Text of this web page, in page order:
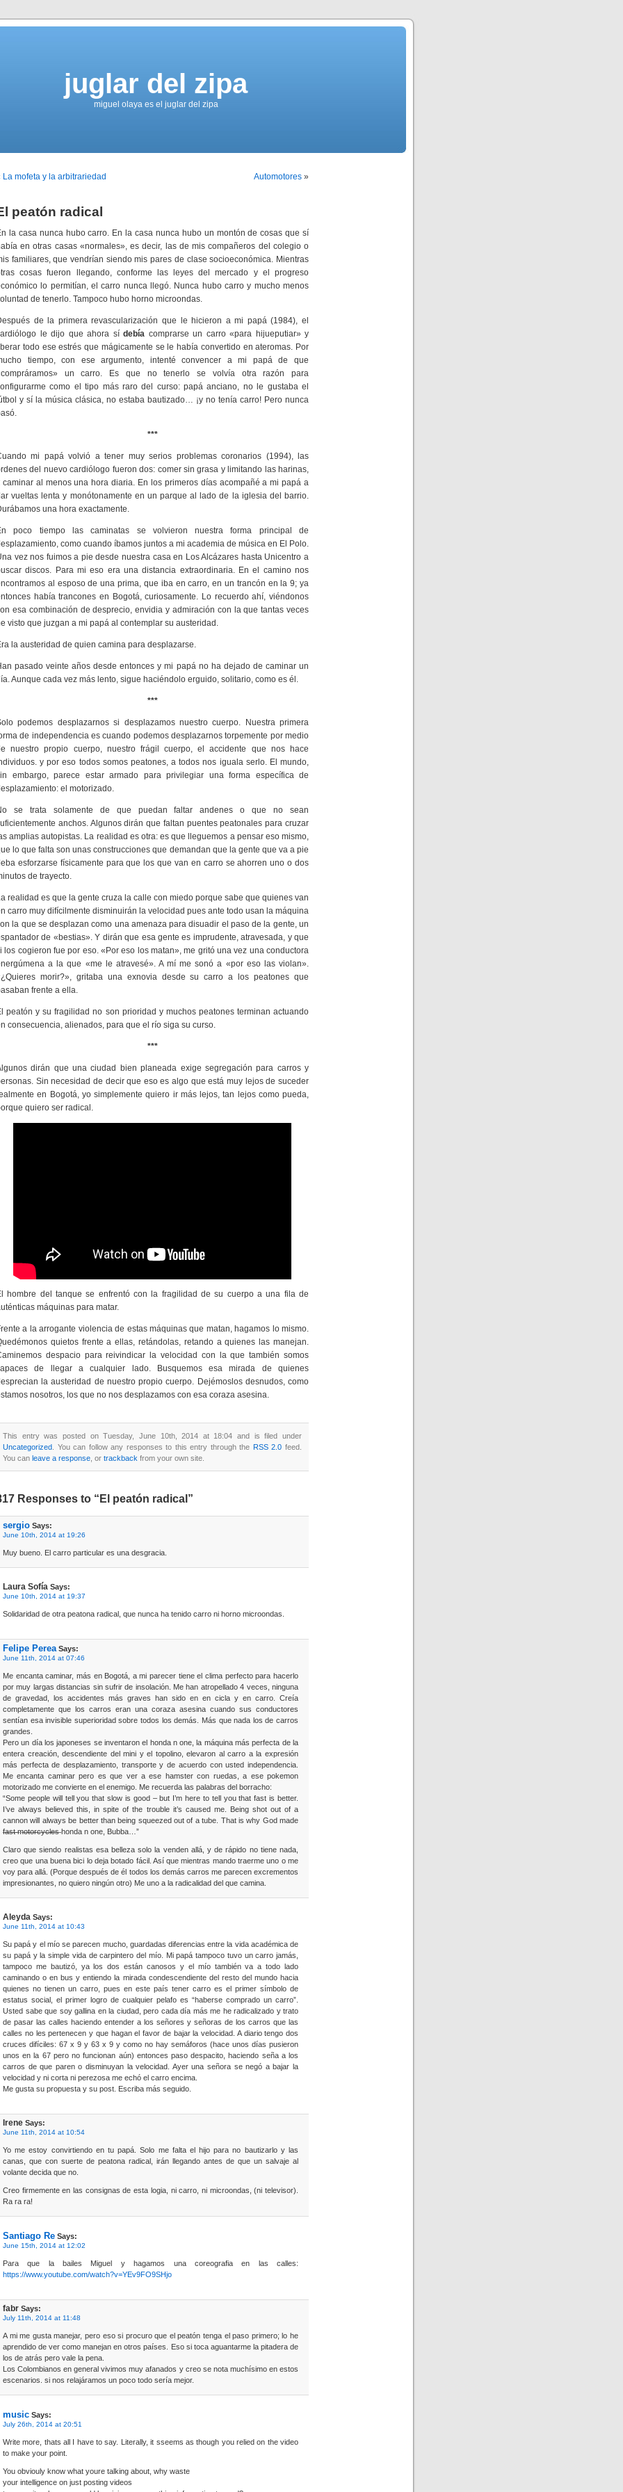
juglar del zipa
miguel olaya es el juglar del zipa
La mofeta y la arbitrariedad Automotores »
peatón radical
la casa nunca hubo carro. En la casa nunca hubo un montón de cosas que sí
en otras casas «normales», es decir, las de mis compañeros del colegio o
familiares, que vendrían siendo mis pares de clase socioeconómica. Mientras
cosas fueron llegando, conforme las leyes del mercado y el progreso
lo permitían, el carro nunca llegó. Nunca hubo carro y mucho menos
de tenerlo. Tampoco hubo horno microondas.
de la primera revascularización que le hicieron a mi papá (1984), el
le dijo que ahora sí debía comprarse un carro «para hijueputiar» y
todo ese estrés que mágicamente se le había convertido en ateromas. Por
tiempo, con ese argumento, intenté convencer a mi papá de que
un carro. Es que no tenerlo se volvía otra razón para
como el tipo más raro del curso: papá anciano, no le gustaba el
y sí la música clásica, no estaba bautizado… ¡y no tenía carro! Pero nunca
***
mi papá volvió a tener muy serios problemas coronarios (1994), las
del nuevo cardiólogo fueron dos: comer sin grasa y limitando las harinas,
caminar al menos una hora diaria. En los primeros días acompañé a mi papá a
vueltas lenta y monótonamente en un parque al lado de la iglesia del barrio.
una hora exactamente.
poco tiempo las caminatas se volvieron nuestra forma principal de
como cuando íbamos juntos a mi academia de música en El Polo.
vez nos fuimos a pie desde nuestra casa en Los Alcázares hasta Unicentro a
discos. Para mi eso era una distancia extraordinaria. En el camino nos
al esposo de una prima, que iba en carro, en un trancón en la 9; ya
había trancones en Bogotá, curiosamente. Lo recuerdo ahí, viéndonos
esa combinación de desprecio, envidia y admiración con la que tantas veces
visto que juzgan a mi papá al contemplar su austeridad.
la austeridad de quien camina para desplazarse.
pasado veinte años desde entonces y mi papá no ha dejado de caminar un
Aunque cada vez más lento, sigue haciéndolo erguido, solitario, como es él.
***
podemos desplazarnos si desplazamos nuestro cuerpo. Nuestra primera
de independencia es cuando podemos desplazarnos torpemente por medio
nuestro propio cuerpo, nuestro frágil cuerpo, el accidente que nos hace
y por eso todos somos peatones, a todos nos iguala serlo. El mundo,
embargo, parece estar armado para privilegiar una forma específica de
el motorizado.
se trata solamente de que puedan faltar andenes o que no sean
anchos. Algunos dirán que faltan puentes peatonales para cruzar
amplias autopistas. La realidad es otra: es que lleguemos a pensar eso mismo,
lo que falta son unas construcciones que demandan que la gente que va a pie
esforzarse físicamente para que los que van en carro se ahorren uno o dos
de trayecto.
realidad es que la gente cruza la calle con miedo porque sabe que quienes van
carro muy difícilmente disminuirán la velocidad pues ante todo usan la máquina
la que se desplazan como una amenaza para disuadir el paso de la gente, un
de «bestias». Y dirán que esa gente es imprudente, atravesada, y que
los cogieron fue por eso. «Por eso los matan», me gritó una vez una conductora
a la que «me le atravesé». A mí me sonó a «por eso las violan».
morir?», gritaba una exnovia desde su carro a los peatones que
frente a ella.
peatón y su fragilidad no son prioridad y muchos peatones terminan actuando
consecuencia, alienados, para que el río siga su curso.
***
dirán que una ciudad bien planeada exige segregación para carros y
Sin necesidad de decir que eso es algo que está muy lejos de suceder
en Bogotá, yo simplemente quiero ir más lejos, tan lejos como pueda,
quiero ser radical.
hombre del tanque se enfrentó con la fragilidad de su cuerpo a una fila de
máquinas para matar.
a la arrogante violencia de estas máquinas que matan, hagamos lo mismo.
quietos frente a ellas, retándolas, retando a quienes las manejan.
despacio para reivindicar la velocidad con la que también somos
de llegar a cualquier lado. Busquemos esa mirada de quienes
la austeridad de nuestro propio cuerpo. Dejémoslos desnudos, como
nosotros, los que no nos desplazamos con esa coraza asesina.
This entry was posted on Tuesday, June 10th, 2014 at 18:04 and is filed under
Uncategorized . You can follow any responses to this entry through the RSS 2.0 feed.
You can leave a response , or trackback from your own site.
Responses to “El peatón radical”
sergio Says:
June 10th, 2014 at 19:26
Muy bueno. El carro particular es una desgracia.
Laura Sofía Says:
June 10th, 2014 at 19:37
Solidaridad de otra peatona radical, que nunca ha tenido carro ni horno microondas.
Felipe Perea Says:
June 11th, 2014 at 07:46
Me encanta caminar, más en Bogotá, a mi parecer tiene el clima perfecto para hacerlo
por muy largas distancias sin sufrir de insolación. Me han atropellado 4 veces, ninguna
de gravedad, los accidentes más graves han sido en en cicla y en carro. Creía
completamente que los carros eran una coraza asesina cuando sus conductores
sentían esa invisible superioridad sobre todos los demás. Más que nada los de carros
grandes.
Pero un día los japoneses se inventaron el honda n one, la máquina más perfecta de la
entera creación, descendiente del mini y el topolino, elevaron al carro a la expresión
más perfecta de desplazamiento, transporte y de acuerdo con usted independencia.
Me encanta caminar pero es que ver a ese hamster con ruedas, a ese pokemon
motorizado me convierte en el enemigo. Me recuerda las palabras del borracho:
“Some people will tell you that slow is good – but I’m here to tell you that fast is better.
I’ve always believed this, in spite of the trouble it’s caused me. Being shot out of a
cannon will always be better than being squeezed out of a tube. That is why God made
f̶a̶s̶t̶ ̶m̶o̶t̶o̶r̶c̶y̶c̶l̶e̶s̶ honda n one, Bubba…”
Claro que siendo realistas esa belleza solo la venden allá, y de rápido no tiene nada,
creo que una buena bici lo deja botado fácil. Así que mientras mando traerme uno o me
voy para allá. (Porque después de él todos los demás carros me parecen excrementos
impresionantes, no quiero ningún otro) Me uno a la radicalidad del que camina.
Aleyda Says:
June 11th, 2014 at 10:43
Su papá y el mío se parecen mucho, guardadas diferencias entre la vida académica de
su papá y la simple vida de carpintero del mío. Mi papá tampoco tuvo un carro jamás,
tampoco me bautizó, ya los dos están canosos y el mío también va a todo lado
caminando o en bus y entiendo la mirada condescendiente del resto del mundo hacia
quienes no tienen un carro, pues en este país tener carro es el primer símbolo de
estatus social, el primer logro de cualquier pelafo es “haberse comprado un carro”.
Usted sabe que soy gallina en la ciudad, pero cada día más me he radicalizado y trato
de pasar las calles haciendo entender a los señores y señoras de los carros que las
calles no les pertenecen y que hagan el favor de bajar la velocidad. A diario tengo dos
cruces difíciles: 67 x 9 y 63 x 9 y como no hay semáforos (hace unos días pusieron
unos en la 67 pero no funcionan aún) entonces paso despacito, haciendo seña a los
carros de que paren o disminuyan la velocidad. Ayer una señora se negó a bajar la
velocidad y ni corta ni perezosa me echó el carro encima.
Me gusta su propuesta y su post. Escriba más seguido.
Irene Says:
June 11th, 2014 at 10:54
Yo me estoy convirtiendo en tu papá. Solo me falta el hijo para no bautizarlo y las
canas, que con suerte de peatona radical, irán llegando antes de que un salvaje al
volante decida que no.
Creo firmemente en las consignas de esta logia, ni carro, ni microondas, (ni televisor).
Ra ra ra!
Santiago Re Says:
June 15th, 2014 at 12:02
Para que la bailes Miguel y hagamos una coreografia en las calles:
https://www.youtube.com/watch?v=YEv9FO9SHjo
fabr Says:
July 11th, 2014 at 11:48
A mi me gusta manejar, pero eso si procuro que el peatón tenga el paso primero; lo he
aprendido de ver como manejan en otros países. Eso si toca aguantarme la pitadera de
los de atrás pero vale la pena.
Los Colombianos en general vivimos muy afanados y creo se nota muchísimo en estos
escenarios. si nos relajáramos un poco todo sería mejor.
music Says:
July 26th, 2014 at 20:51
Write more, thats all I have to say. Literally, it sseems as though you relied on the video
to make your point.
You obviouly know what youre talking about, why waste
your intelligence on just posting videos